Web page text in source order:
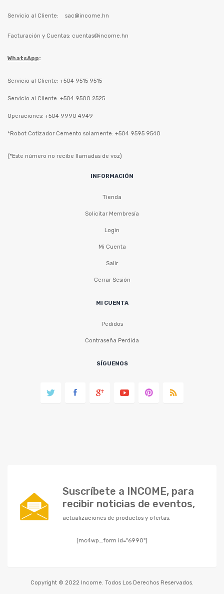
Servicio al Cliente: sac@income.hn
Facturación y Cuentas: cuentas@income.hn
WhatsApp:
Servicio al Cliente: +504 9515 9515
Servicio al Cliente: +504 9500 2525
Operaciones: +504 9990 4949
*Robot Cotizador Cemento solamente: +504 9595 9540
(*Este número no recibe llamadas de voz)
INFORMACIÓN
Tienda
Solicitar Membresía
Login
Mi Cuenta
Salir
Cerrar Sesión
MI CUENTA
Pedidos
Contraseña Perdida
SÍGUENOS
Suscríbete a INCOME, para
recibir noticias de eventos,
actualizaciones de productos y ofertas.
[mc4wp_form id="6990"]
Copyright © 2022 Income. Todos Los Derechos Reservados.